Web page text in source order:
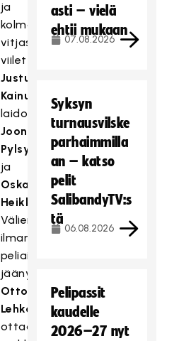
ja
kolmannessa
vitjassa
viilettävät
Justus
Kainulaisen
laidoilla
Joonas
Pylsy
ja
Oskari
Heikkilä
Välierässä
ilman
peliaikaa
jäänyt
Otto
Lehkosuo
ottaa
asti – vielä
ehtii mukaan
07.08.2026
Syksyn
turnausvilske
parhaimmilla
an – katso
pelit
SalibandyTV:s
tä
06.08.2026
Pelipassit
kaudelle
2026–27 nyt